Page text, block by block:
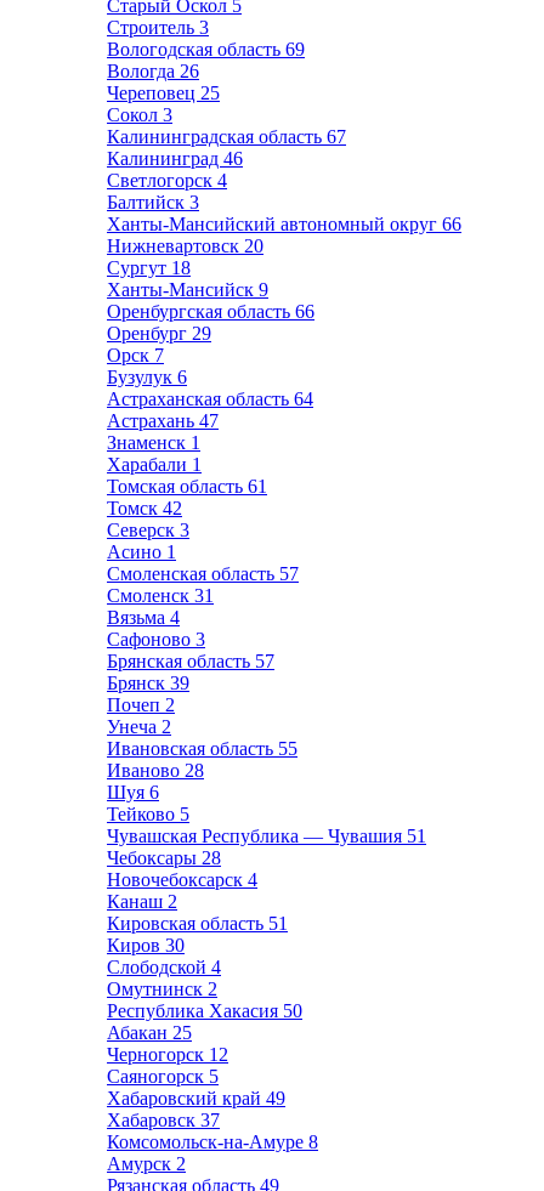
Старый Оскол 5
Строитель 3
Вологодская область 69
Вологда 26
Череповец 25
Сокол 3
Калининградская область 67
Калининград 46
Светлогорск 4
Балтийск 3
Ханты-Мансийский автономный округ 66
Нижневартовск 20
Сургут 18
Ханты-Мансийск 9
Оренбургская область 66
Оренбург 29
Орск 7
Бузулук 6
Астраханская область 64
Астрахань 47
Знаменск 1
Харабали 1
Томская область 61
Томск 42
Северск 3
Асино 1
Смоленская область 57
Смоленск 31
Вязьма 4
Сафоново 3
Брянская область 57
Брянск 39
Почеп 2
Унеча 2
Ивановская область 55
Иваново 28
Шуя 6
Тейково 5
Чувашская Республика — Чувашия 51
Чебоксары 28
Новочебоксарск 4
Канаш 2
Кировская область 51
Киров 30
Слободской 4
Омутнинск 2
Республика Хакасия 50
Абакан 25
Черногорск 12
Саяногорск 5
Хабаровский край 49
Хабаровск 37
Комсомольск-на-Амуре 8
Амурск 2
Рязанская область 49